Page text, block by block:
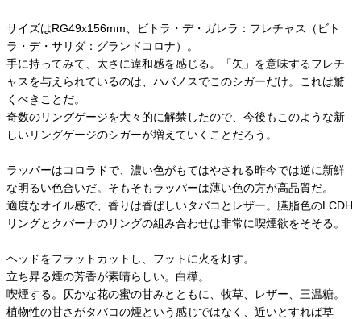
サイズはRG49x156mm、ビトラ・デ・ガレラ：フレチャス（ビト
ラ・デ・サリダ：グランドコロナ）。
手に持ってみて、太さに違和感を感じる。「矢」を意味するフレチ
ャスを与えられているのは、ハバノスでこのシガーだけ。これは驚
くべきことだ。
奇数のリングゲージを大々的に解禁したので、今後もこのような新
しいリングゲージのシガーが増えていくことだろう。
ラッパーはコロラドで、濃い色がもてはやされる昨今では逆に新鮮
な明るい色合いだ。そもそもラッパーは薄い色の方が高品質だ。
適度なオイル感で、香りは香ばしいタバコとレザー。臙脂色のLCDH
リングとクバーナのリングの組み合わせは非常に喫煙欲をそそる。
ヘッドをフラットカットし、フットに火を灯す。
立ち昇る煙の芳香が素晴らしい。白樺。
喫煙する。仄かな花の蜜の甘みとともに、牧草、レザー、三温糖。
植物性の甘さがタバコの煙という感じではなく、近いとすれば草